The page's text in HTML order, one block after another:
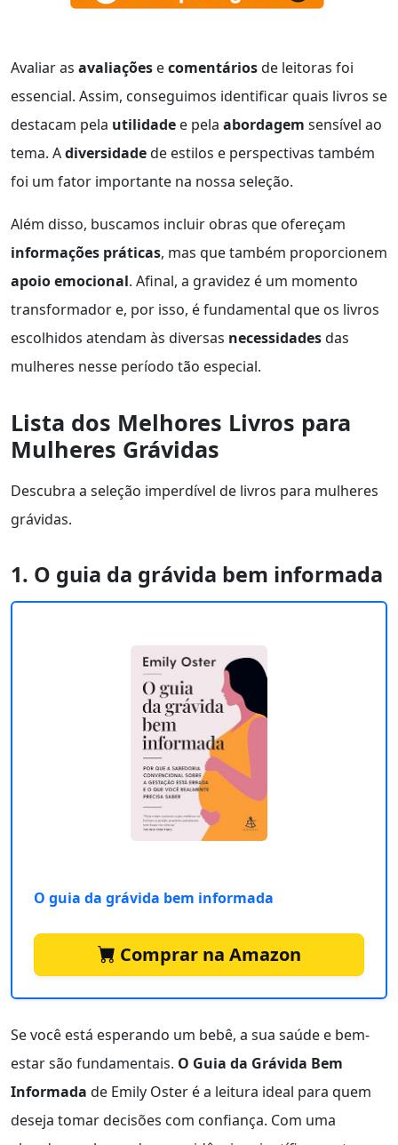
Avaliar as avaliações ecomentáriosde leitoras foi
essencial. Assim, conseguimos identificar quais livros se
destacam pela utilidade e pela abordagem sensível ao
tema. Adiversidadede estilos e perspectivas também
foi um fator importante na nossa seleção.
Além disso, buscamos incluir obras que ofereçam
informações práticas, mas que também proporcionem
apoio emocional. Afinal, a gravidez é um momento
transformador e, por isso, é fundamental que os livros
escolhidos atendam às diversas necessidadesdas
mulheres nesse período tão especial.
Lista dos Melhores Livros para
Mulheres Grávidas
Descubra a seleção imperdível de livros para mulheres
grávidas.
1. O guia da grávida bem informada
O guia da grávida bem informada
Comprar na Amazon
Se você está esperando um bebê, a sua saúde e bem-
estar são fundamentais. O Guia da Grávida Bem
Informada de Emily Oster é a leitura ideal para quem
deseja tomar decisões com confiança. Com uma